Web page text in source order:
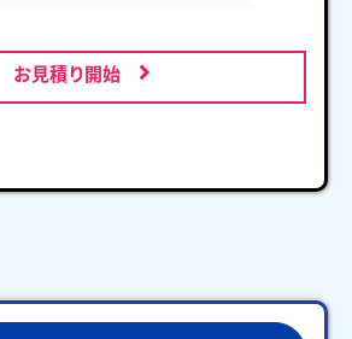
お見積り開始